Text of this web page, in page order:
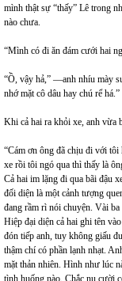
mình thật sự “thấy” Lê trong
nào chưa.
“Mình có đi ăn đám cưới hai
“Ồ, vậy hả,” —anh nhíu mày
nhớ mặt cô dâu hay chú rể há.”
Khi cả hai ra khỏi xe, anh vừa
“Cám ơn ông đã chịu đi với
xe rồi tôi ngó qua thì thấy là
Cả hai im lặng đi qua bãi đậu
đối diện là một cảnh tượng
đang rầm rì nói chuyện. Vài
Hiệp đại diện cả hai ghi tên
đón tiếp anh, tuy không giấu
thậm chí có phần lạnh nhạt.
mặt thản nhiên. Hình như lúc
tình huống nào. Chắc nụ cười